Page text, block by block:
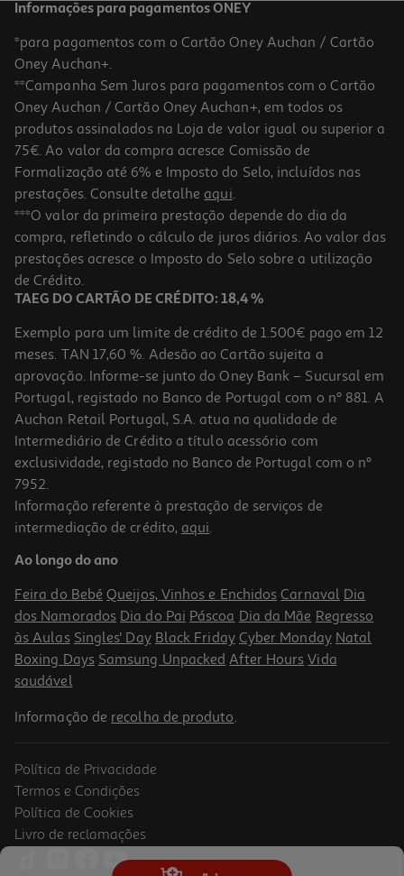
5.0
Vinho Tinto Carm Reserva Douro 0.75l
23.85 €/Lt
17,89 €
Vinho Tinto Caves De Sabrosa Douro 0.75l
5.32 €/Lt
3,99 €
Vinho Tinto Churchill's Grafite Douro 0.75l
Informações para pagamentos ONEY
*para pagamentos com o Cartão Oney Auchan / Cartão
Oney Auchan+.
**Campanha Sem Juros para pagamentos com o Cartão
Oney Auchan / Cartão Oney Auchan+, em todos os
produtos assinalados na Loja de valor igual ou superior a
75€. Ao valor da compra acresce Comissão de
Formalização até 6% e Imposto do Selo, incluídos nas
prestações. Consulte detalhe aqui.
***O valor da primeira prestação depende do dia da
compra, refletindo o cálculo de juros diários. Ao valor das
prestações acresce o Imposto do Selo sobre a utilização
de Crédito.
TAEG DO CARTÃO DE CRÉDITO: 18,4 %
Exemplo para um limite de crédito de 1.500€ pago em 12
meses. TAN 17,60 %. Adesão ao Cartão sujeita a
aprovação. Informe-se junto do Oney Bank – Sucursal em
Portugal, registado no Banco de Portugal com o nº 881. A
Auchan Retail Portugal, S.A. atua na qualidade de
Intermediário de Crédito a título acessório com
exclusividade, registado no Banco de Portugal com o nº
7952.
Informação referente à prestação de serviços de
intermediação de crédito, aqui.
Ao longo do ano
Feira do Bebé Queijos, Vinhos e Enchidos Carnaval Dia
dos Namorados Dia do Pai Páscoa Dia da Mãe Regresso
às Aulas Singles' Day Black Friday Cyber Monday Natal
Boxing Days Samsung Unpacked After Hours Vida
saudável
Informação de recolha de produto.
Política de Privacidade
Termos e Condições
Política de Cookies
Livro de reclamações